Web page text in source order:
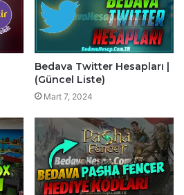
Bedava Twitter Hesapları |
(Güncel Liste)
Mart 7, 2024